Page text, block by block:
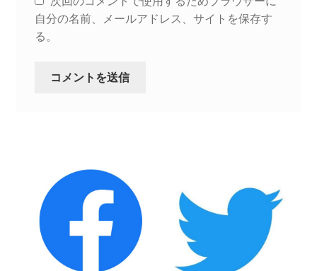
ギャラリー_2024.3.10
ギャラリー_2025.3.23
原発動向
原発 日誌
2022.7.15東電・株主訴訟 経営陣に13兆円賠償命令
自分の名前、メールアドレス、サイトを保存す
る。